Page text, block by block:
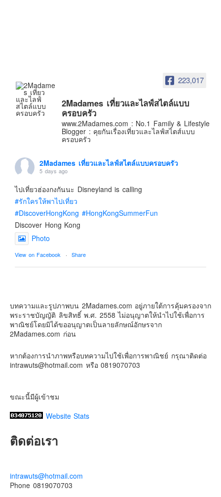
ฮ่องกง
ไต้หวัน
อเมริกา
บทความครอบครัว
Beauty Review
รีวิวสายการบิน
Products & Applications
Events & PR News
223,017
2Madames เที่ยวและไลฟ์สไตล์แบบ
ครอบครัว
www.2Madames.com : No.1 Family & Lifestyle
Blogger : คุยกันเรื่องเที่ยวและไลฟ์สไตส์แบบ
ครอบครัว
2Madames เที่ยวและไลฟ์สไตล์แบบครอบครัว
5 days ago
ไปเที่ยวฮ่องกงกันนะ Disneyland is calling
#รักใครให้พาไปเที่ยว
#DiscoverHongKong #HongKongSummerFun
Discover Hong Kong
Photo
View on Facebook · Share
เตรียมไว้หนวด ถอยปืนลูกซอง
#น้องเกรซ #ลูกสาวเราเป็นสาวแล้ว
Photo
บทความและรูปภาพบน 2Madames.com อยู่ภายใต้การคุ้มครองจาก
พระราชบัญญัติ ลิขสิทธิ์ พ.ศ. 2558 ไม่อนุญาตให้นำไปใช้เพื่อการ
พาณิชย์โดยมิได้ขออนุญาตเป็นลายลักษณ์อักษรจาก
2Madames.com ก่อน
หากต้องการนำภาพหรือบทความไปใช้เพื่อการพาณิชย์ กรุณาติดต่อ
intrawuts@hotmail.com หรือ 0819070703
ขณะนี้มีผู้เข้าชม
Website Stats
ติดต่อเรา
intrawuts@hotmail.com
Phone 0819070703